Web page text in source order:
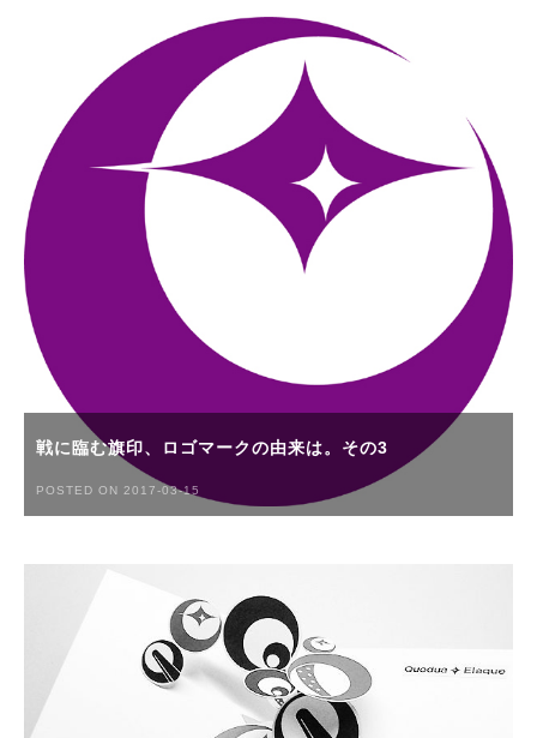
戦に臨む旗印、ロゴマークの由来は。その3
POSTED ON 2017-03-15